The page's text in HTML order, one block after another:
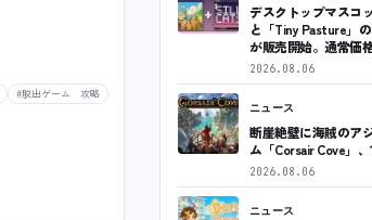
#脱出ゲーム 攻略
デスクトップマスコ
と「Tiny Pasture」
が販売開始。通常価
2026.08.06
ニュース
断崖絶壁に海賊のア
ム「Corsair Cove」
2026.08.06
ニュース